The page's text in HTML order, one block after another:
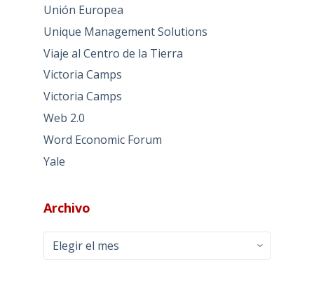
Unión Europea
Unique Management Solutions
Viaje al Centro de la Tierra
Victoria Camps
Victoria Camps
Web 2.0
Word Economic Forum
Yale
Archivo
Archivo